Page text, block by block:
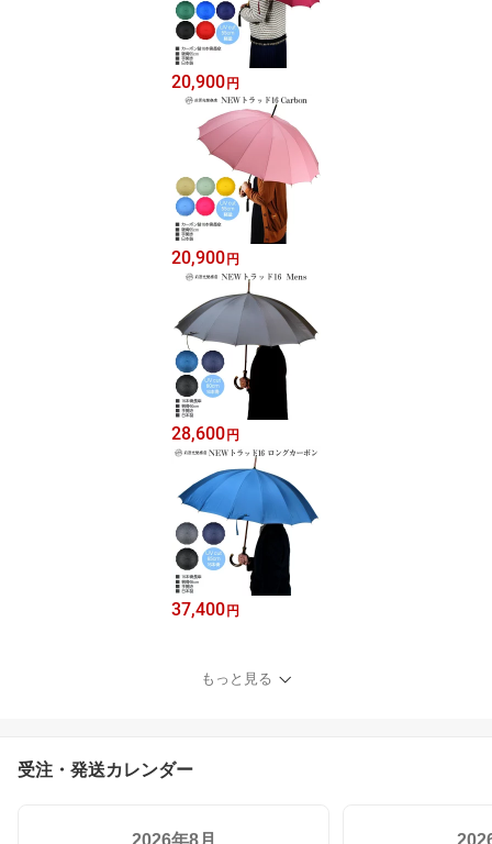
20,900円
20,900円
28,600円
37,400円
もっと見る
受注・発送カレンダー
2026年8月